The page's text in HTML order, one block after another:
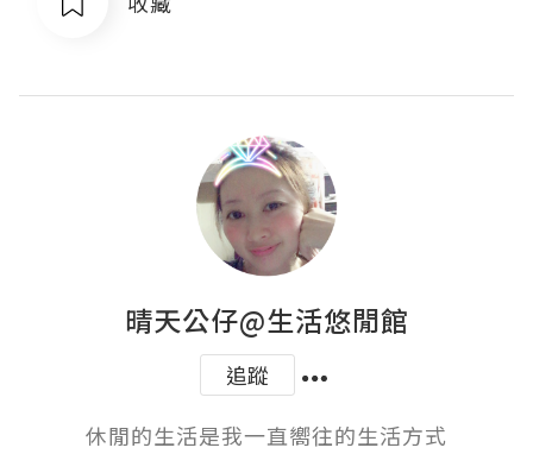
晴天公仔@生活悠閒館
追蹤
休閒的生活是我一直嚮往的生活方式